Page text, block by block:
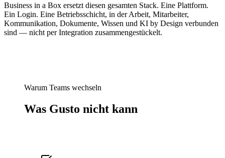
Business in a Box ersetzt diesen gesamten Stack. Eine Plattform.
Ein Login. Eine Betriebsschicht, in der Arbeit, Mitarbeiter,
Kommunikation, Dokumente, Wissen und KI by Design verbunden
sind — nicht per Integration zusammengestückelt.
Warum Teams wechseln
Was Gusto nicht kann